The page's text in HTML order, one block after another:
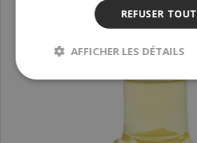
REFUSER TOUT
AFFICHER LES DÉTAILS